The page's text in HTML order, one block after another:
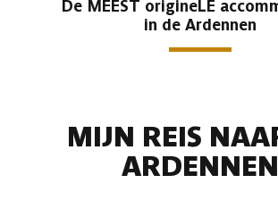
De MEEST origineLE
in de Ardennen
MIJN REIS
ARDENNEN